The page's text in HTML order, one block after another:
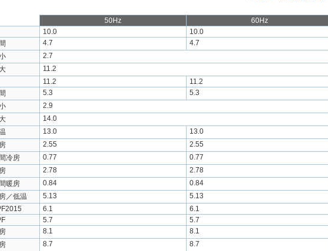
50Hz
60Hz
10.0
10.0
4.7
4.7
2.7
11.2
11.2
11.2
5.3
5.3
2.9
14.0
13.0
13.0
2.55
2.55
冷房
0.77
0.77
2.78
2.78
暖房
0.84
0.84
／低温
5.13
5.13
6.1
6.1
5.7
5.7
8.1
8.1
8.7 8.7